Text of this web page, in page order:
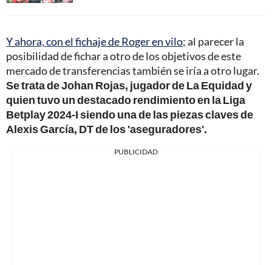
Y ahora, con el fichaje de Roger en vilo; al parecer la
posibilidad de fichar a otro de los objetivos de este
mercado de transferencias también se iría a otro lugar.
Se trata de Johan Rojas, jugador de La Equidad y
quien tuvo un destacado rendimiento en la Liga
Betplay 2024-I siendo una de las piezas claves de
Alexis García, DT de los 'aseguradores'.
PUBLICIDAD